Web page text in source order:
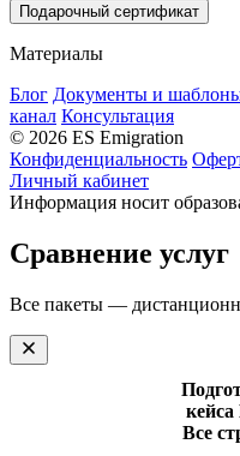
Подарочный сертификат
Материалы
Блог Документы и
канал Консультация
© 2026 ES Emigration
Конфиденциальность
Личный кабинет
Информация носит
Сравнение услуг
Все пакеты —
кейса
Все